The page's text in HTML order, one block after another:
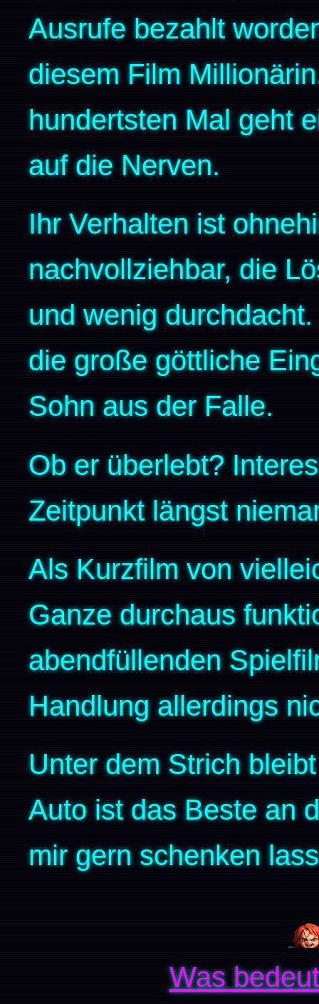
Ausrufe bezahlt
diesem Film
hundertsten Mal geht
auf die Nerven.
Ihr Verhalten ist
nachvollziehbar, die
und wenig
die große göttliche
Sohn aus der Falle.
Ob er überlebt?
Zeitpunkt längst
Als Kurzfilm von
Ganze durchaus
abendfüllenden
Handlung allerdings
Unter dem Strich
Auto ist das Beste an
mir gern schenken
Was